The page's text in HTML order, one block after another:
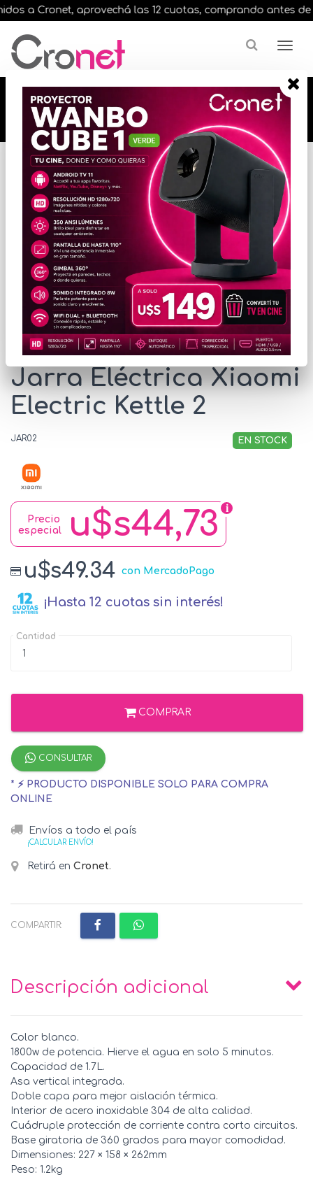
a Cronet, aprovechá las 12 cuotas, comprando antes de
🔥🔥🔥 12 cuotas, en todos nuestros artículos,
comprando antes de las 13 hrs. envíos en el
día 🔥🔥🔥
Inicio ELECTRODOMESTICOS LINEA BLANCA
* Las imágenes se exhiben con fines ilustrativos.
Jarra Eléctrica Xiaomi
Electric Kettle 2
JAR02 EN STOCK
u$s44,73
Precio
especial
u$s49.34 con MercadoPago
¡Hasta 12 cuotas sin interés!
Cantidad
COMPRAR
CONSULTAR
* ⚡ PRODUCTO DISPONIBLE SOLO PARA COMPRA
ONLINE
Envíos a todo el país
¡CALCULAR ENVÍO!
Retirá en Cronet.
COMPARTIR:
Descripción adicional
Color blanco.
1800w de potencia. Hierve el agua en solo 5 minutos.
Capacidad de 1.7L.
Asa vertical integrada.
Doble capa para mejor aislación térmica.
Interior de acero inoxidable 304 de alta calidad.
Cuádruple protección de corriente contra corto circuitos.
Base giratoria de 360 grados para mayor comodidad.
Dimensiones: 227 × 158 × 262mm
Peso: 1.2kg